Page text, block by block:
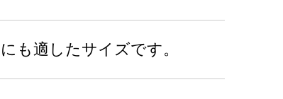
も適したサイズです。